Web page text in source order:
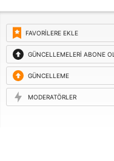
FAVORILERE EKLE
GÜNCELLEMELERI ABONE OL
GÜNCELLEME
ISTEĞI
MODERATÖRLER